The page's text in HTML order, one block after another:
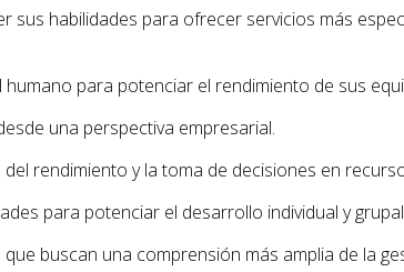
sus habilidades para ofrecer servicios más
para potenciar el rendimiento de sus
una perspectiva empresarial.
rendimiento y la toma de decisiones en
para potenciar el desarrollo individual y
buscan una comprensión más amplia de la